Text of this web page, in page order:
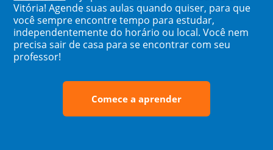
Vitória! Agende suas aulas quando quiser, para que
você sempre encontre tempo para estudar,
independentemente do horário ou local. Você nem
precisa sair de casa para se encontrar com seu
professor!
Comece a aprender